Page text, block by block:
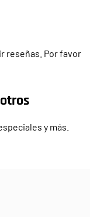
reseñas. Por favor
y más.